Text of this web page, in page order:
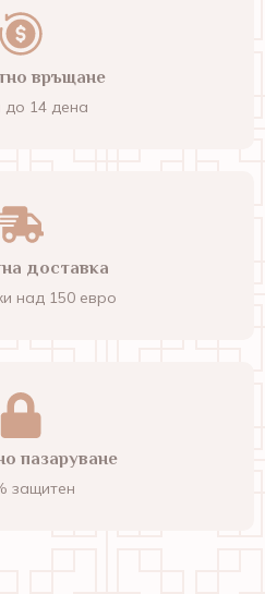
връщане
до 14 дена
доставка
над 150 евро
пазаруване
защитен